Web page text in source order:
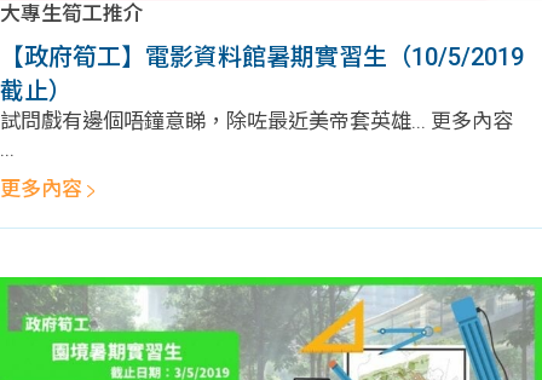
大專生筍工推介
【政府筍工】電影資料館暑期實習生（10/5/2019
截止）
試問戲有邊個唔鐘意睇，除咗最近美帝套英雄... 更多內容
...
更多內容